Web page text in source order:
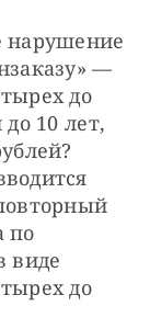
нарушение
—
до
10 лет,
по
виде
до